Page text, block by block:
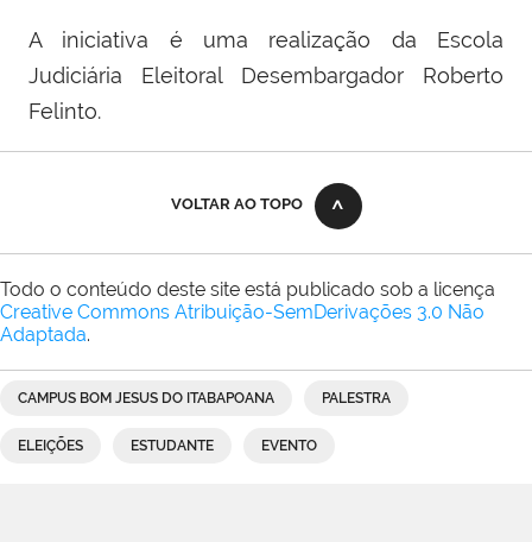
A iniciativa é uma realização da Escola
Judiciária Eleitoral Desembargador Roberto
Felinto.
VOLTAR AO TOPO
Todo o conteúdo deste site está publicado sob a licença
Creative Commons Atribuição-SemDerivações 3.0 Não
Adaptada.
CAMPUS BOM JESUS DO ITABAPOANA PALESTRA
ELEIÇÕES ESTUDANTE EVENTO